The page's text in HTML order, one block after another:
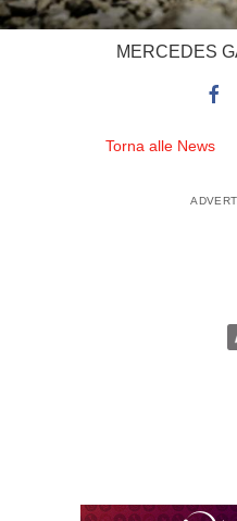
MERCEDES
Torna alle News